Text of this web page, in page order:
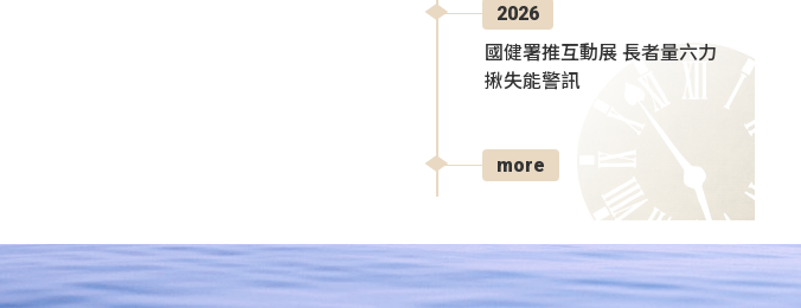
2026
國健署推互動展 長者量六力
揪失能警訊
more